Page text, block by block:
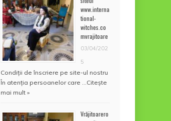
www.interna
tional-
witches.co
mvrajitoare
03/04/202
5
Condiţii de înscriere pe site-ul nostru
În atenţia persoanelor care … Citește
mai mult »
Vrăjitoarero